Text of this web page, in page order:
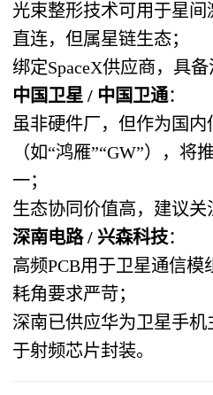
光束整形技术可用于星
直连，但属星链生态；
绑定SpaceX供应商，具备
中国卫星 / 中国卫通：
虽非硬件厂，但作为国
（如“鸿雁”“GW”），将
一；
生态协同价值高，建议关
深南电路 / 兴森科技：
高频PCB用于卫星通信模
耗角要求严苛；
深南已供应华为卫星手机
于射频芯片封装。